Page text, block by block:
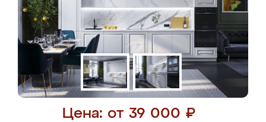
Цена: от 39 000 ₽